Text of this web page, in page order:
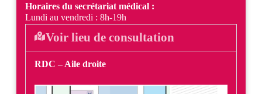
Horaires du secrétariat médical :
Lundi au vendredi : 8h-19h
Voir lieu de consultation
RDC – Aile droite